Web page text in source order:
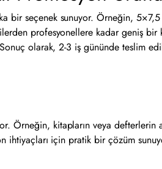
seçenek sunuyor. Örneğin, 5×7,5
profesyonellere kadar geniş bir
olarak, 2-3 iş gününde teslim
Örneğin, kitapların veya defterlerin
için pratik bir çözüm